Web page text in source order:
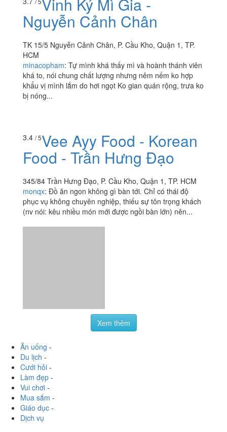
Mình...
3.7/ 5Vinh Ký Mì Gia -
Nguyễn Cảnh Chân
TK 15/5 Nguyễn Cảnh Chân, P. Cầu Kho, Quận 1, TP.
HCM
bị nóng...
3.4/ 5Vee Ayy Food - Korean
Food - Trần Hưng Đạo
345/84 Trần Hưng Đạo, P. Cầu Kho, Quận 1, TP. HCM
Làm đẹp -
Vui chơi-
Mua sắm-
Giáo dục -
Dịch vụ